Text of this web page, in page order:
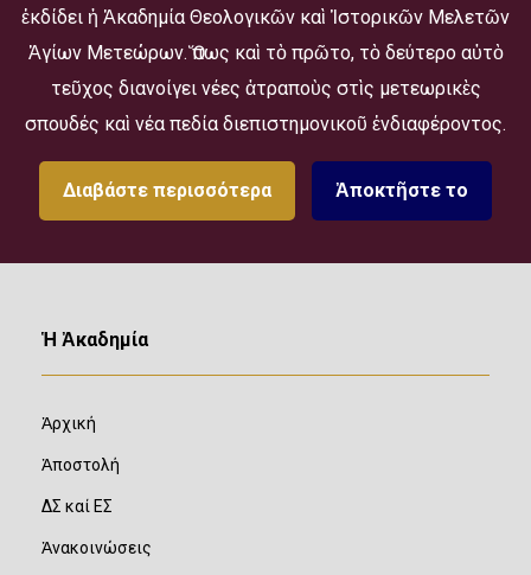
ἐκδίδει ἡ Ἀκαδημία Θεολογικῶν καὶ Ἱστορικῶν Μελετῶν
Ἁγίων Μετεώρων. Ὅπως καὶ τὸ πρῶτο, τὸ δεύτερο αὐτὸ
τεῦχος διανοίγει νέες ἀτραποὺς στὶς μετεωρικὲς
σπουδές καὶ νέα πεδία διεπιστημονικοῦ ἐνδιαφέροντος.
Διαβάστε περισσότερα Ἀποκτῆστε το
Ἡ Ἀκαδημία
Ἀρχική
Ἀποστολή
ΔΣ καί ΕΣ
Ἀνακοινώσεις